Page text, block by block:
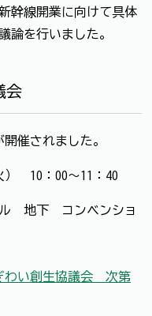
幹線開業に向けて具体
論を行いました。
会
催されました。
10：00～11：40
地下 コンベンショ
わい創生協議会 次第